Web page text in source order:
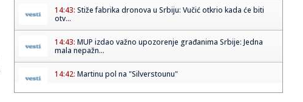
14:43: Stiže fabrika dronova u Srbiju: Vučić otkrio kada će biti
otv...
14:43: MUP izdao važno upozorenje građanima Srbije: Jedna
mala nepažn...
14:42: Martinu pol na "Silverstounu"